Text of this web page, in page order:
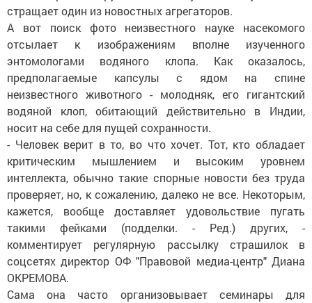
стращает один из новостных агрегаторов.
А вот поиск фото неизвестного науке насекомого
отсылает к изображениям вполне изученного
энтомологами водяного клопа. Как оказалось,
предполагаемые капсулы с ядом на спине
неизвестного животного - молодняк, его гигантский
водяной клоп, обитающий действительно в Индии,
носит на себе для пущей сохранности.
- Человек верит в то, во что хочет. Тот, кто обладает
критическим мышлением и высоким уровнем
интеллекта, обычно такие спорные новости без труда
проверяет, но, к сожалению, далеко не все. Некоторым,
кажется, вообще доставляет удовольствие пугать
такими фейками (подделки. - Ред.) других, -
комментирует регулярную рассылку страшилок в
соцсетях директор ОФ "Правовой медиа-центр" Диана
ОКРЕМОВА.
Сама она часто организовывает семинары для